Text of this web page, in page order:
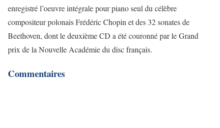
enregistré l’oeuvre intégrale pour piano seul du célèbre
compositeur polonais Frédéric Chopin et des 32 sonates de
Beethoven, dont le deuxième CD a été couronné par le Grand
prix de la Nouvelle Académie du disc français.
Commentaires